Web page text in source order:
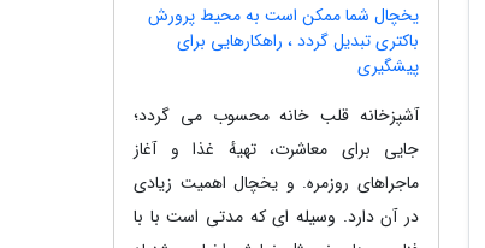
یخچال شما ممکن است به محیط پرورش
باکتری تبدیل گردد ، راهکارهایی برای
پیشگیری
آشپزخانه قلب خانه محسوب می گردد؛
جایی برای معاشرت، تهیهٔ غذا و آغاز
ماجراهای روزمره. و یخچال اهمیت زیادی
در آن دارد. وسیله ای که مدتی است با با